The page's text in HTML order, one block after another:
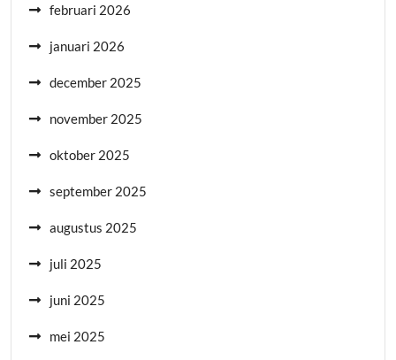
februari 2026
januari 2026
december 2025
november 2025
oktober 2025
september 2025
augustus 2025
juli 2025
juni 2025
mei 2025